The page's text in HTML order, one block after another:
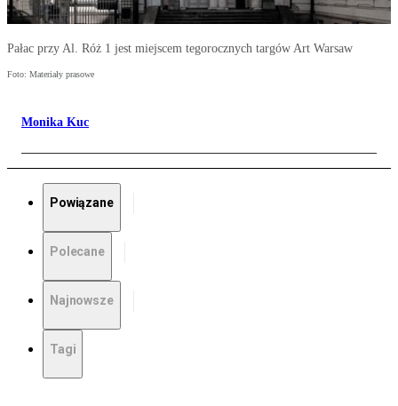
Pałac przy Al. Róż 1 jest miejscem tegorocznych targów Art Warsaw
Foto: Materiały prasowe
Monika Kuc
Powiązane
Polecane
Najnowsze
Tagi